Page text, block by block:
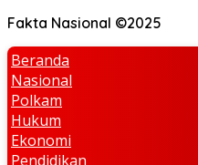
Fakta Nasional ©2025
Beranda
Nasional
Polkam
Hukum
Ekonomi
Pendidikan